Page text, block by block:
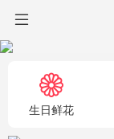
生日鲜花